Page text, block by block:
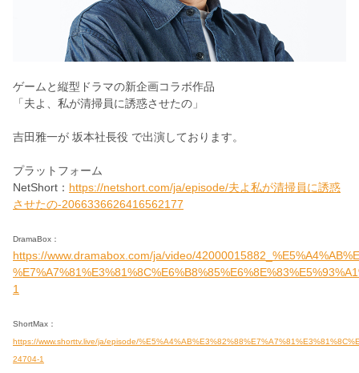
ゲームと縦型ドラマの新企画コラボ作品
「夫よ、私が清掃員に誘惑させたの」
吉田雅一が 坂本社長役 で出演しております。
プラットフォーム
NetShort： https://netshort.com/ja/episode/夫よ私が清掃員に誘惑
させたの-2066336626416562177
DramaBox：
https://www.dramabox.com/ja/video/
1
ShortMax：
https://www.shorttv.live/ja/episode/
24704-1